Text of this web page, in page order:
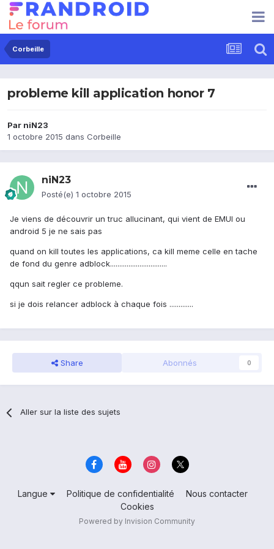
Corbeille
probleme kill application honor 7
Par niN23
1 octobre 2015 dans Corbeille
niN23
Posté(e) 1 octobre 2015
Je viens de découvrir un truc allucinant, qui vient de EMUI ou
android 5 je ne sais pas
quand on kill toutes les applications, ca kill meme celle en tache
de fond du genre adblock...............................
qqun sait regler ce probleme.
si je dois relancer adblock à chaque fois .............
Share Abonnés 0
Aller sur la liste des sujets
Langue Politique de confidentialité
Nous contacter
Cookies
Powered by Invision Community